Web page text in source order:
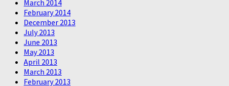
March 2014
February 2014
December 2013
July 2013
June 2013
May 2013
April 2013
March 2013
February 2013